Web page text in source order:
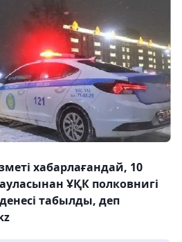
хабарлағандай, 10
ҰҚК полковнигі
табылды, деп